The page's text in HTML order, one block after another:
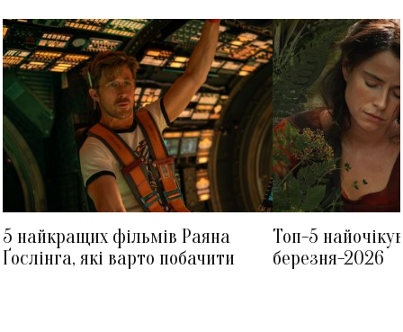
5 найкращих фільмів Раяна
Ґослінга, які варто побачити
Топ-5
березня-2026